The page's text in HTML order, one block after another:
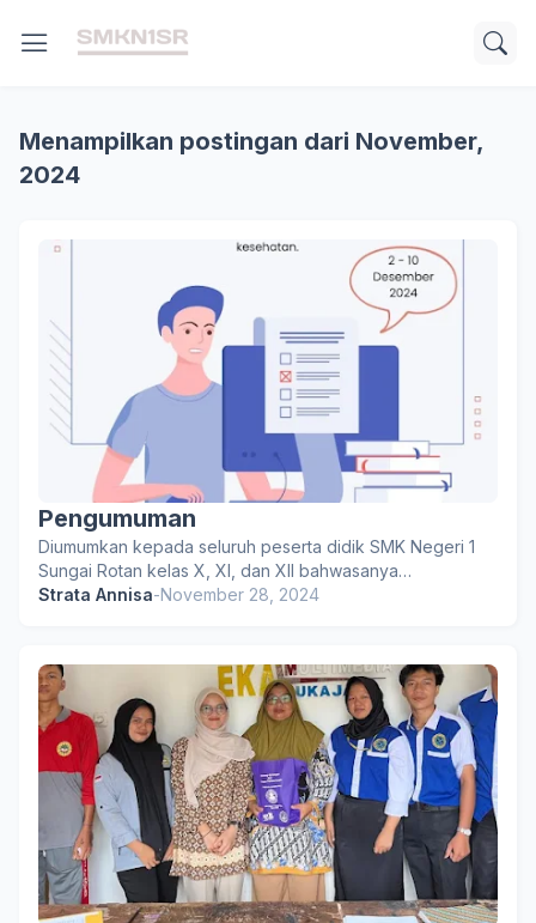
Menampilkan postingan dari November,
2024
Pengumuman
Diumumkan kepada seluruh peserta didik SMK Negeri 1
Sungai Rotan kelas X, XI, dan XII bahwasanya…
Strata Annisa-November 28, 2024